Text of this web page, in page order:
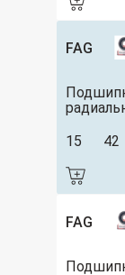
FAG
15
42
FAG